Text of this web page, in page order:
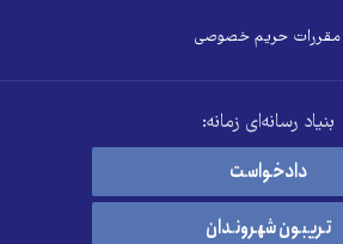
مقررات حریم خصوصی
بنیاد رسانه‌ای زمانه:
دادخواست
تریبون شهروندان